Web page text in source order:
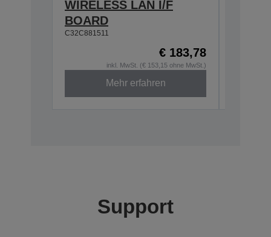
WIRELESS LAN I/F
BOARD
C32C881511
€ 183,78
inkl. MwSt. (€ 153,15 ohne MwSt.)
Mehr erfahren
Support